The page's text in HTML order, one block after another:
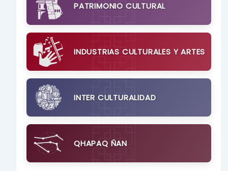
PATRIMONIO CULTURAL
INDUSTRIAS CULTURALES Y ARTES
INTER CULTURALIDAD
QHAPAQ ÑAN